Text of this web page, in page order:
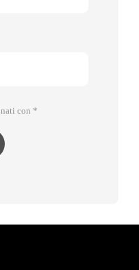
con *